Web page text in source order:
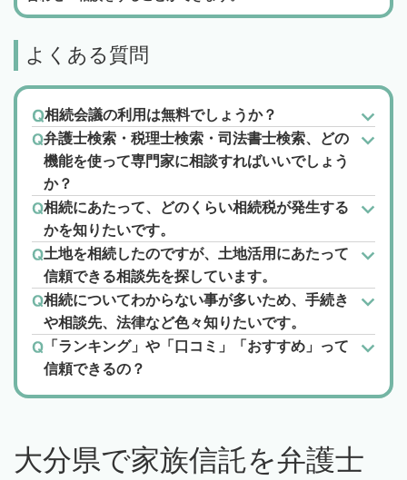
よくある質問
相続会議の利用は無料でしょうか？
弁護士検索・税理士検索・司法書士検索、どの
機能を使って専門家に相談すればいいでしょう
か？
相続にあたって、どのくらい相続税が発生する
かを知りたいです。
土地を相続したのですが、土地活用にあたって
信頼できる相談先を探しています。
相続についてわからない事が多いため、手続き
や相談先、法律など色々知りたいです。
「ランキング」や「口コミ」「おすすめ」って
信頼できるの？
大分県で家族信託を弁護士